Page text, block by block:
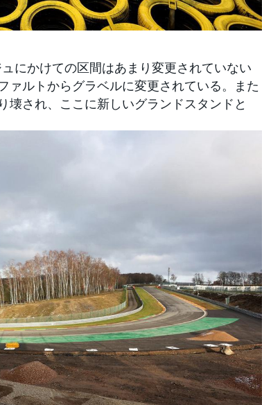
にかけての区間はあまり変更されていない
ァルトからグラベルに変更されている。また
壊され、ここに新しいグランドスタンドと